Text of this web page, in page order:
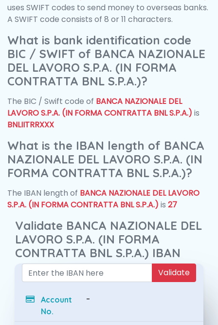
uses SWIFT codes to send money to overseas banks.
A SWIFT code consists of 8 or 11 characters.
What is bank identification code
BIC / SWIFT of BANCA NAZIONALE
DEL LAVORO S.P.A. (IN FORMA
CONTRATTA BNL S.P.A.)?
The BIC / Swift code of BANCA NAZIONALE DEL
LAVORO S.P.A. (IN FORMA CONTRATTA BNL S.P.A.) is
BNLIITRRXXX
What is the IBAN length of BANCA
NAZIONALE DEL LAVORO S.P.A. (IN
FORMA CONTRATTA BNL S.P.A.)?
The IBAN length of BANCA NAZIONALE DEL LAVORO
S.P.A. (IN FORMA CONTRATTA BNL S.P.A.) is 27
Validate BANCA NAZIONALE DEL
LAVORO S.P.A. (IN FORMA
CONTRATTA BNL S.P.A.) IBAN
Validate
Account
No.
-